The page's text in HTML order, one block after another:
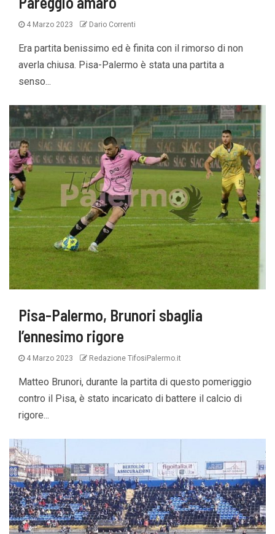
4 Marzo 2023 Dario Correnti
Era partita benissimo ed è finita con il rimorso di non
averla chiusa. Pisa-Palermo è stata una partita a
senso...
Pisa-Palermo, Brunori sbaglia
l’ennesimo rigore
4 Marzo 2023 Redazione TifosiPalermo.it
Matteo Brunori, durante la partita di questo pomeriggio
contro il Pisa, è stato incaricato di battere il calcio di
rigore...